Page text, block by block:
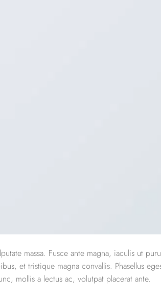
massa. Fusce ante magna, iaculis ut
et tristique magna convallis. Phasellus
mollis a lectus ac, volutpat placerat ante.